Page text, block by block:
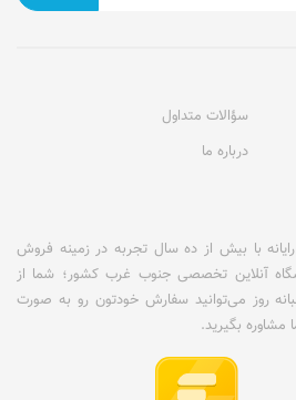
سؤالات متداول
درباره ما
با بیش از ده سال تجربه در زمینه فروش
آنلاین تخصصی جنوب غرب کشور؛ شما از
روز می‌توانید سفارش خودتون رو به صورت
مشاوره بگیرید.